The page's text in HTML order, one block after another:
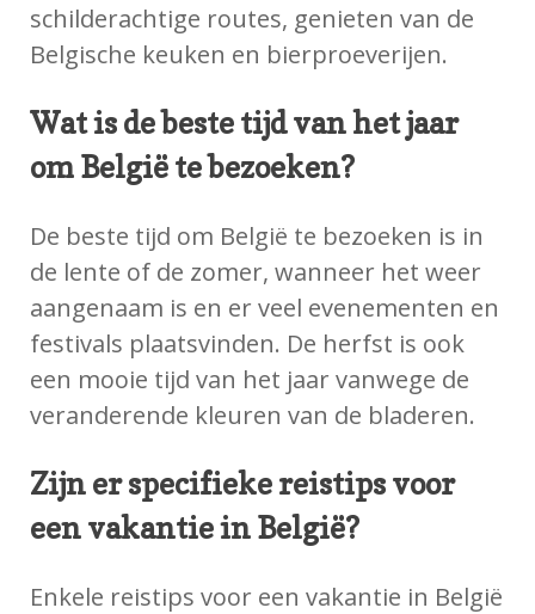
schilderachtige routes, genieten van de
Belgische keuken en bierproeverijen.
Wat is de beste tijd van het jaar
om België te bezoeken?
De beste tijd om België te bezoeken is in
de lente of de zomer, wanneer het weer
aangenaam is en er veel evenementen en
festivals plaatsvinden. De herfst is ook
een mooie tijd van het jaar vanwege de
veranderende kleuren van de bladeren.
Zijn er specifieke reistips voor
een vakantie in België?
Enkele reistips voor een vakantie in België